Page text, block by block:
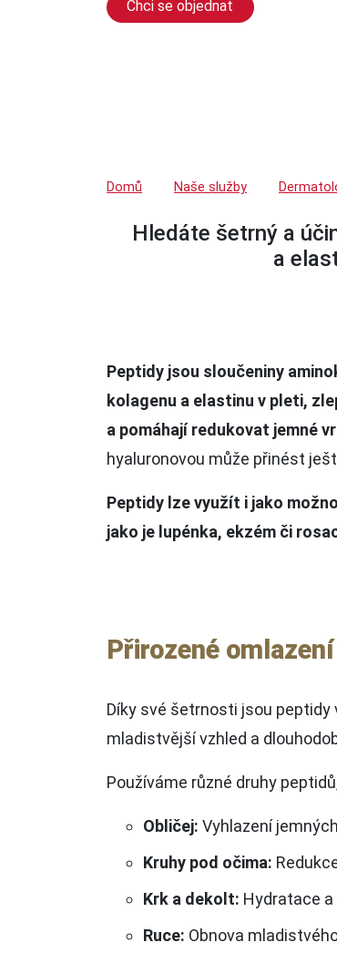
Plastika očních víček –
Chci se objednat
Domů Naše služby
Hledáte šetrný a
a
Peptidy jsou sloučeniny
kolagenu a elastinu v pleti,
a pomáhají redukovat jemné
hyaluronovou může přinést
Peptidy lze využít i jako
jako je lupénka, ekzém či
Přirozené omlazení
Díky své šetrnosti jsou peptidy
mladistvější vzhled a
Používáme různé druhy
Obličej: Vyhlazení
Kruhy pod očima:
Krk a dekolt: Hydratace a
Ruce: Obnova